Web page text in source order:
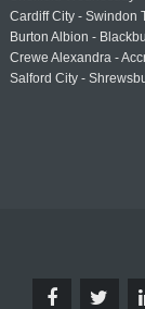
Cardiff City - Swindon
Burton Albion -
Crewe Alexandra -
Salford City -